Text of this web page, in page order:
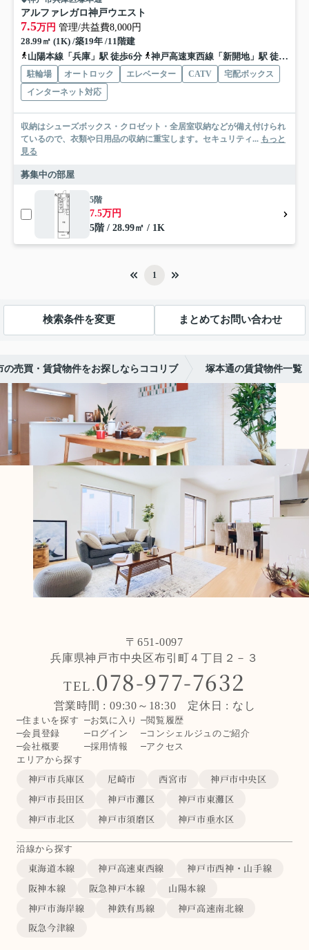
アルファレガロ神戸ウエスト
7.5万円 管理/共益費8,000円
28.99㎡ (1K) /築19年 /11階建
山陽本線「兵庫」駅 徒歩6分
神戸高速東西線「新開地」駅 徒歩5分
駐輪場 オートロック エレベーター CATV
宅配ボックス
インターネット対応
収納はシューズボックス・クロゼット・全居室収納などが備え付けられ
ているので、衣類や日用品の収納に重宝します。セキュリティ... もっと
見る
募集中の部屋
5階
7.5万円
5階 / 28.99㎡ / 1K
1
検索条件を変更 まとめてお問い合わせ
の売買・賃貸物件をお探しならココリブ 塚本通の賃貸物件一覧
〒651-0097
兵庫県神戸市中央区布引町４丁目２－３
TEL.078-977-7632
営業時間 : 09:30～18:30 定休日 : なし
住まいを探す お気に入り
閲覧履歴
会員登録
ログイン
コンシェルジュのご紹介
会社概要
採用情報
アクセス
エリアから探す
神戸市兵庫区 尼崎市 西宮市
神戸市中央区
神戸市長田区
神戸市灘区
神戸市東灘区
神戸市北区
神戸市須磨区 神戸市垂水区
沿線から探す
東海道本線 神戸高速東西線
神戸市西神・山手線
阪神本線
阪急神戸本線
山陽本線
神戸市海岸線
神鉄有馬線
神戸高速南北線
阪急今津線